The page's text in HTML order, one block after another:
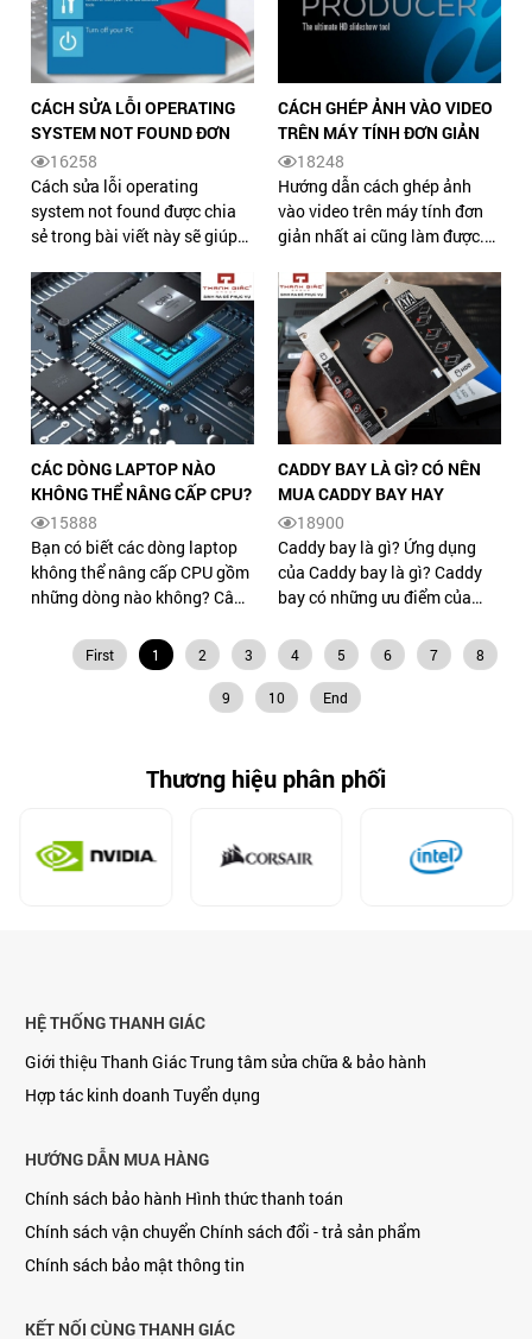
CÁCH SỬA LỖI OPERATING
SYSTEM NOT FOUND ĐƠN
GIẢN, NHANH CHÓNG
16258
Cách sửa lỗi operating
system not found được chia
sẻ trong bài viết này sẽ giúp
chóng, đơn giản. XEM NGAY.
CÁCH GHÉP ẢNH VÀO VIDEO
TRÊN MÁY TÍNH ĐƠN GIẢN
NHẤT18248
Hướng dẫn cách ghép ảnh
vào video trên máy tính đơn
giản nhất ai cũng làm được.
nhiều thông tin thú vị từ
Thanh Giác nhé.
CÁC DÒNG LAPTOP NÀO
KHÔNG THỂ NÂNG CẤP CPU?
15888
Bạn có biết các dòng laptop
không thể nâng cấp CPU gồm
những dòng nào không? Câu
giải đáp ngay bên dưới.
CADDY BAY LÀ GÌ? CÓ NÊN
MUA CADDY BAY HAY
KHÔNG?
18900
Caddy bay là gì? Ứng dụng
của Caddy bay là gì? Caddy
bay có những ưu điểm của
Hãy cùng Thanh Giác tìm
hiểu qua bài viết sau.
First 1 2 3 4 5 6 7 8
9 10 End
Thương hiệu phân phối
HỆ THỐNG THANH GIÁC
Giới thiệu Thanh GiácTrung tâm sửa chữa & bảo hành
Hợp tác kinh doanh Tuyển dụng
HƯỚNG DẪN MUA HÀNG
Chính sách bảo hành Hình thức thanh toán
Chính sách vận chuyển Chính sách đổi - trả sản phẩm
Chính sách bảo mật thông tin
KẾT NỐI CÙNG THANH GIÁC